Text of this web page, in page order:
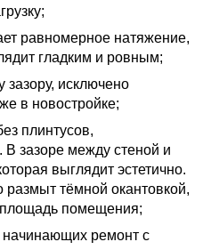
равномерное натяжение,
гладким и ровным;
зазору, исключено
в новостройке;
плинтусов,
В зазоре между стеной и
выглядит эстетично.
размыт тёмной окантовкой,
площадь помещения;
начинающих ремонт с